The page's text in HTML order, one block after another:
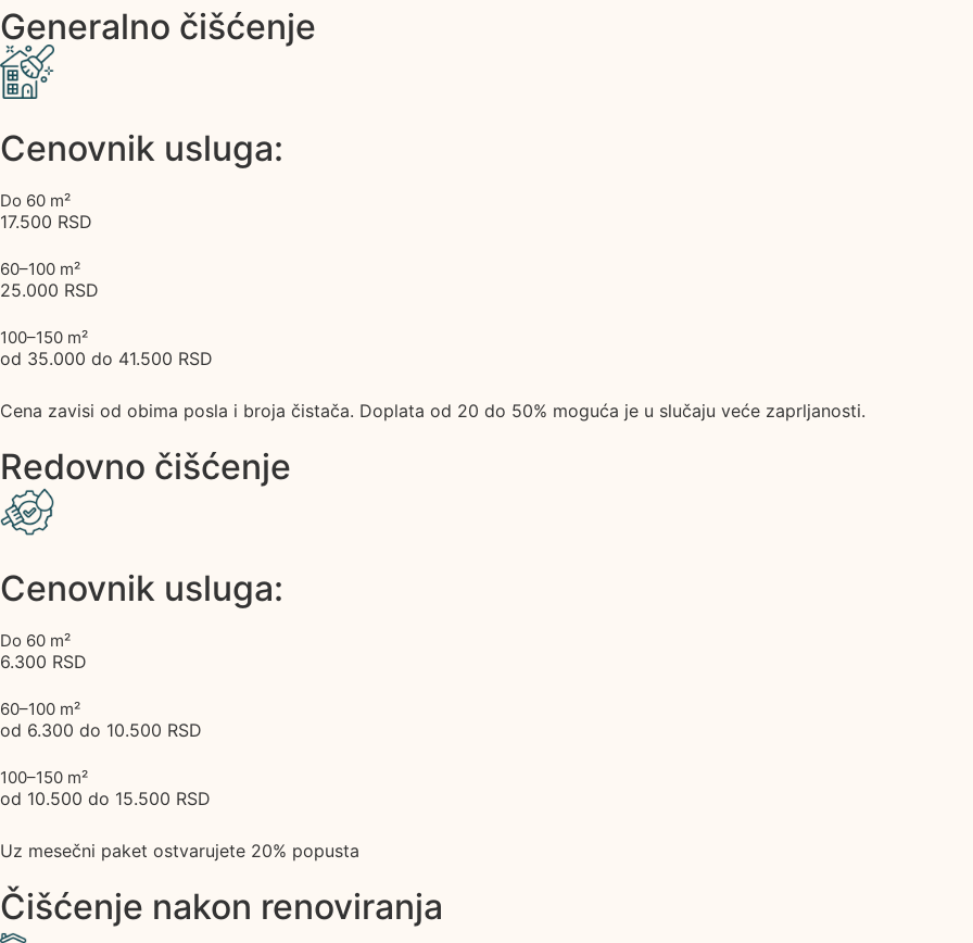
Generalno čišćenje
Cenovnik usluga:
Do 60 m²
17.500 RSD
60–100 m²
25.000 RSD
100–150 m²
od 35.000 do 41.500 RSD
Cena zavisi od obima posla i broja čistača. Doplata od 20 do 50% moguća je u slučaju veće zaprljanosti.
Redovno čišćenje
Cenovnik usluga:
Do 60 m²
6.300 RSD
60–100 m²
od 6.300 do 10.500 RSD
100–150 m²
od 10.500 do 15.500 RSD
Uz mesečni paket ostvarujete 20% popusta
Čišćenje nakon renoviranja